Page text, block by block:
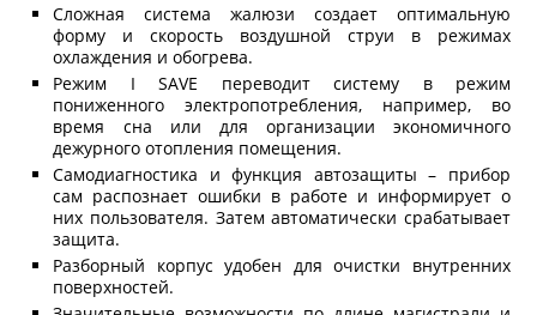
Сложная система жалюзи создает оптимальную
форму и скорость воздушной струи в режимах
охлаждения и обогрева.
Режим I SAVE переводит систему в режим
пониженного электропотребления, например, во
время сна или для организации экономичного
дежурного отопления помещения.
Самодиагностика и функция автозащиты – прибор
сам распознает ошибки в работе и информирует о
них пользователя. Затем автоматически срабатывает
защита.
Разборный корпус удобен для очистки внутренних
поверхностей.